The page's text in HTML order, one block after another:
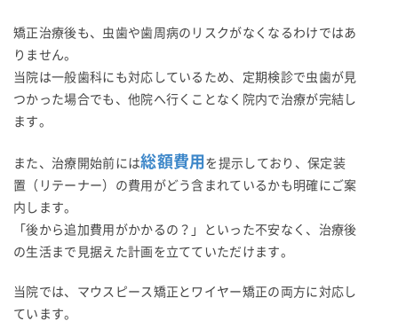
矯正治療後も、虫歯や歯周病のリスクがなくなるわけではあ
りません。
当院は一般歯科にも対応しているため、定期検診で虫歯が見
つかった場合でも、他院へ行くことなく院内で治療が完結し
ます。
また、治療開始前には総額費用 を提示しており、保定装
置（リテーナー）の費用がどう含まれているかも明確にご案
内します。
「後から追加費用がかかるの？」といった不安なく、治療後
の生活まで見据えた計画を立てていただけます。
当院では、マウスピース矯正とワイヤー矯正の両方に対応し
ています。